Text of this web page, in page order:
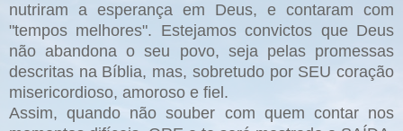
nutriram a esperança em Deus, e contaram com
"tempos melhores". Estejamos convictos que Deus
não abandona o seu povo, seja pelas promessas
descritas na Bíblia, mas, sobretudo por SEU coração
misericordioso, amoroso e fiel.
Assim, quando não souber com quem contar nos